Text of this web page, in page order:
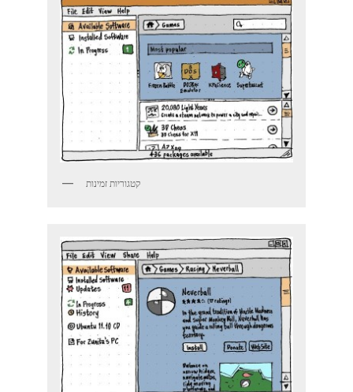
קטגוריות זמינות